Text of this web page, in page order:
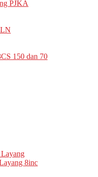
PJKA
150 dan 70
8inc